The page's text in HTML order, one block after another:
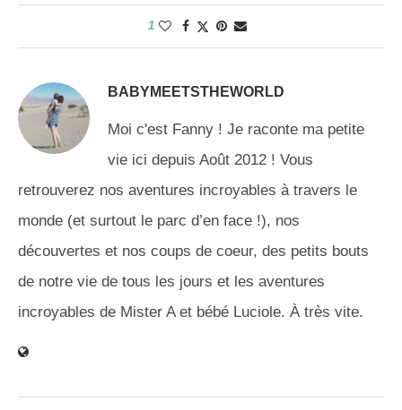
1
BABYMEETSTHEWORLD
Moi c'est Fanny ! Je raconte ma petite
vie ici depuis Août 2012 ! Vous
retrouverez nos aventures incroyables à travers le
monde (et surtout le parc d’en face !), nos
découvertes et nos coups de coeur, des petits bouts
de notre vie de tous les jours et les aventures
incroyables de Mister A et bébé Luciole. À très vite.